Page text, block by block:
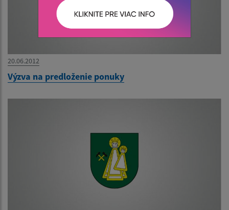
20.06.2012
Výzva na predloženie ponuky